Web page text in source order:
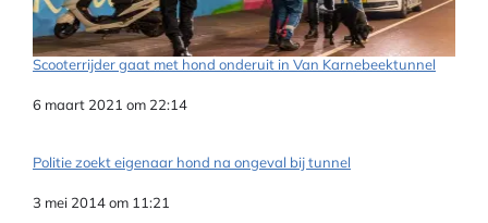
Scooterrijder gaat met hond onderuit in Van Karnebeektunnel
Datum
6 maart 2021 om 22:14
Politie zoekt eigenaar hond na ongeval bij tunnel
Datum
3 mei 2014 om 11:21